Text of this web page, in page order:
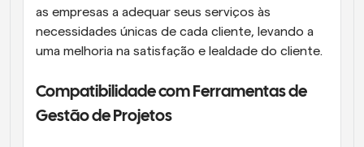
as empresas a adequar seus serviços às
necessidades únicas de cada cliente, levando a
uma melhoria na satisfação e lealdade do cliente.
Compatibilidade com Ferramentas de
Gestão de Projetos